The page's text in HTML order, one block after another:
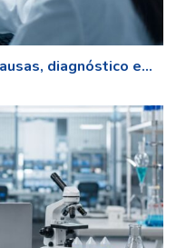
diagnóstico e...